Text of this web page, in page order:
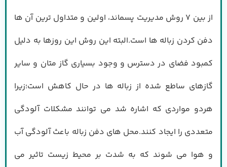
از بین 7 روش مدیریت پسماند، اولین و متداول ترین آن ها
دفن کردن زباله ها است.البته این روش این روزها به دلیل
کمبود فضای در دسترس و وجود بسیاری گاز متان و سایر
گازهای ساطع شده از زباله ها در حال کاهش است؛زیرا
هردو مواردی که اشاره شد می توانند مشکلات آلودگی
متعددی را ایجاد کنند.محل های دفن زباله باعث آلودگی آب
و هوا می شوند که به شدت بر محیط زیست تاثیر می